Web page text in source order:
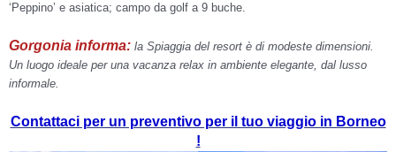
‘Peppino’ e asiatica; campo da golf a 9 buche.
Gorgonia informa: la Spiaggia del resort è di modeste dimensioni.
Un luogo ideale per una vacanza relax in ambiente elegante, dal lusso
informale.
Contattaci per un preventivo per il tuo viaggio in Borneo
!